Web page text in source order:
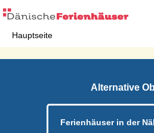
Hauptseite
Alternative
Ferienhäuser in der